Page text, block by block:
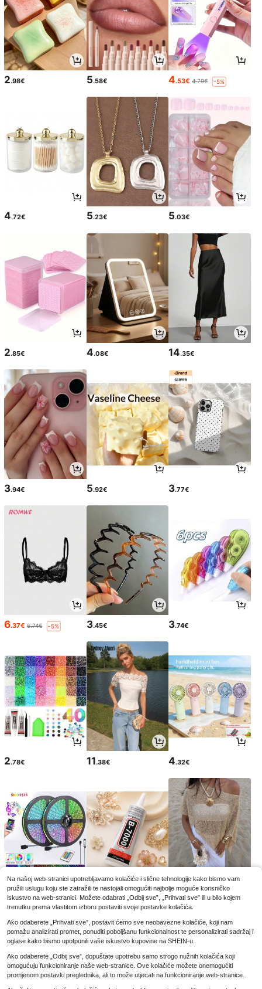
2.98€ 5.58€ 4.53€ 4.79€ -5%
4.72€ 5.23€ 5.03€
2.85€ 4.08€ 14.35€
3.94€ 5.92€ 3.77€
6.37€ 6.74€ -5% 3.45€ 3.74€
2.78€ 11.38€ 4.32€
5.13€ 3.08€ 12.37€
Na našoj web-stranici upotrebljavamo kolačiće i slične tehnologije kako bismo vam
pružili uslugu koju ste zatražili te nastojali omogućiti najbolje moguće korisničko
iskustvo na web-stranici. Možete odabrati „Odbij sve”, „Prihvati sve” ili u bilo kojem
trenutku prema vlastitom izboru postaviti svoje postavke kolačića.
Ako odaberete „Prihvati sve”, postavit ćemo sve neobavezne kolačiće, koji nam
pomažu analizirati promet, ponuditi poboljšanu funkcionalnost te personalizirati sadržaj i
oglase kako bismo upotpunili vaše iskustvo kupovine na SHEIN-u.
Ako odaberete „Odbij sve”, dopuštate upotrebu samo strogo nužnih kolačića koji
omogućuju funkcioniranje naše web-stranice. Ove kolačiće možete onemogućiti
promjenom postavki preglednika, ali to može utjecati na funkcioniranje web-stranice.